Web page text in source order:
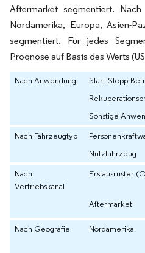
Aftermarket segmentiert.
Nordamerika, Europa, Asien-
segmentiert. Für jedes
Prognose auf Basis des Werts
Nach Anwendung
Start-Stopp-
Sonstige
Nach Fahrzeugtyp
Nutzfahrzeug
Nach
Vertriebskanal
Erstausrüster
Aftermarket
Nach Geografie Nordamerika